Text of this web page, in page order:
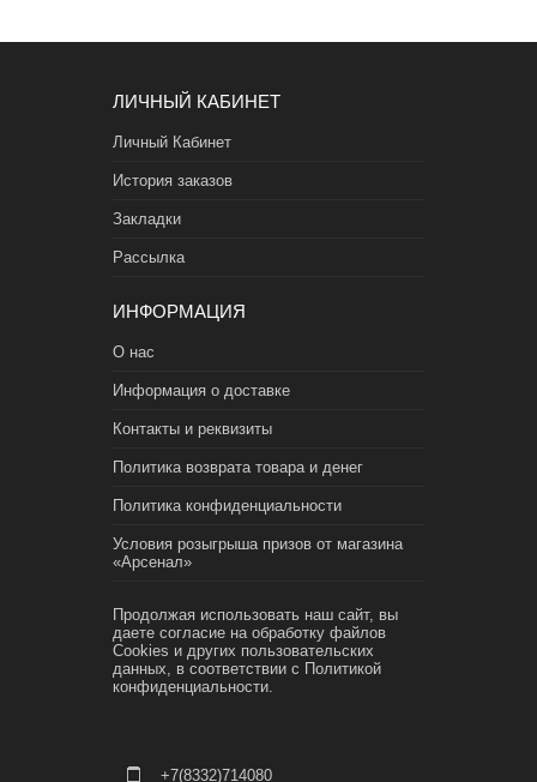
ЛИЧНЫЙ КАБИНЕТ
Личный Кабинет
История заказов
Закладки
Рассылка
ИНФОРМАЦИЯ
О нас
Информация о доставке
Контакты и реквизиты
Политика возврата товара и денег
Политика конфиденциальности
Условия розыгрыша призов от магазина
«Арсенал»
Продолжая использовать наш сайт, вы
даете согласие на обработку файлов
Cookies и других пользовательских
данных, в соответствии с Политикой
конфиденциальности.
+7(8332)714080